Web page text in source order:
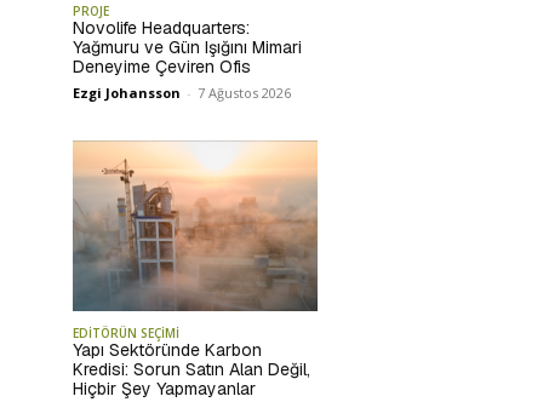
PROJE
Novolife Headquarters:
Yağmuru ve Gün Işığını Mimari
Deneyime Çeviren Ofis
Ezgi Johansson - 7 Ağustos 2026
EDİTÖRÜN SEÇİMİ
Yapı Sektöründe Karbon
Kredisi: Sorun Satın Alan Değil,
Hiçbir Şey Yapmayanlar